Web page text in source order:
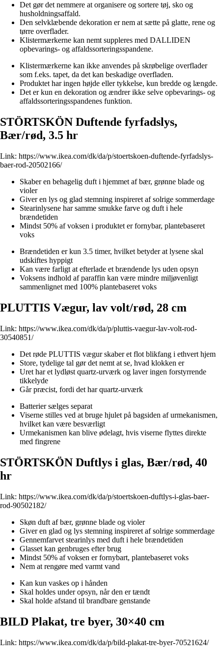
Det gør det nemmere at organisere og sortere tøj, sko og
husholdningsaffald.
Den selvklæbende dekoration er nem at sætte på glatte, rene og
tørre overflader.
Klistermærkerne kan nemt suppleres med DALLIDEN
opbevarings- og affaldssorteringsspandene.
Klistermærkerne kan ikke anvendes på skrøbelige overflader
som f.eks. tapet, da det kan beskadige overfladen.
Produktet har ingen højde eller tykkelse, kun bredde og længde.
Det er kun en dekoration og ændrer ikke selve opbevarings- og
affaldssorteringsspandenes funktion.
STÖRTSKÖN Duftende fyrfadslys,
Bær/rød, 3.5 hr
Link: https://www.ikea.com/dk/da/p/stoertskoen-duftende-fyrfadslys-
baer-rod-20502166/
Skaber en behagelig duft i hjemmet af bær, grønne blade og
violer
Giver en lys og glad stemning inspireret af solrige sommerdage
Stearinlysene har samme smukke farve og duft i hele
brændetiden
Mindst 50% af voksen i produktet er fornybar, plantebaseret
voks
Brændetiden er kun 3.5 timer, hvilket betyder at lysene skal
udskiftes hyppigt
Kan være farligt at efterlade et brændende lys uden opsyn
Voksens indhold af paraffin kan være mindre miljøvenligt
sammenlignet med 100% plantebaseret voks
PLUTTIS Vægur, lav volt/rød, 28 cm
Link: https://www.ikea.com/dk/da/p/pluttis-vaegur-lav-volt-rod-
30540851/
Det røde PLUTTIS vægur skaber et flot blikfang i ethvert hjem
Store, tydelige tal gør det nemt at se, hvad klokken er
Uret har et lydløst quartz-urværk og laver ingen forstyrrende
tikkelyde
Går præcist, fordi det har quartz-urværk
Batterier sælges separat
Viserne stilles ved at bruge hjulet på bagsiden af urmekanismen,
hvilket kan være besværligt
Urmekanismen kan blive ødelagt, hvis viserne flyttes direkte
med fingrene
STÖRTSKÖN Duftlys i glas, Bær/rød, 40
hr
Link: https://www.ikea.com/dk/da/p/stoertskoen-duftlys-i-glas-baer-
rod-90502182/
Skøn duft af bær, grønne blade og violer
Giver en glad og lys stemning inspireret af solrige sommerdage
Gennemfarvet stearinlys med duft i hele brændetiden
Glasset kan genbruges efter brug
Mindst 50% af voksen er fornybart, plantebaseret voks
Nem at rengøre med varmt vand
Kan kun vaskes op i hånden
Skal holdes under opsyn, når den er tændt
Skal holde afstand til brandbare genstande
BILD Plakat, tre byer, 30×40 cm
Link: https://www.ikea.com/dk/da/p/bild-plakat-tre-byer-70521624/